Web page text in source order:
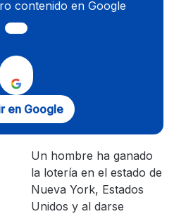
contenido en Google
en Google
Un hombre ha ganado
la lotería en el estado de
Nueva York, Estados
Unidos y al darse